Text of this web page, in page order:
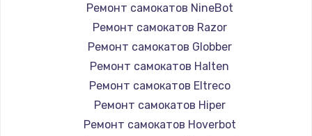
Ремонт самокатов NineBot
Ремонт самокатов Razor
Ремонт самокатов Globber
Ремонт самокатов Halten
Ремонт самокатов Eltreco
Ремонт самокатов Hiper
Ремонт самокатов Hoverbot